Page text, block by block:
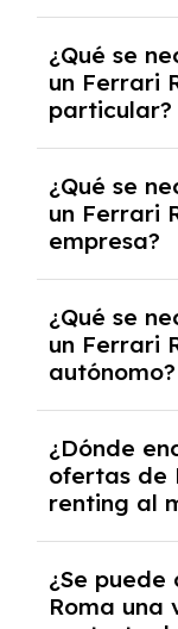
económica.
pero puede
cancelación
las
experto que
¿Qué se
un Ferrari
particular?
y, en
crediticia y
¿Qué se
un Ferrari
empresa?
casos, un
y un pago
¿Qué se
un Ferrari
autónomo?
autónomos,
algunos
inicial.
¿Dónde
ofertas de
renting al
mejores
todos los
¿Se
Roma una